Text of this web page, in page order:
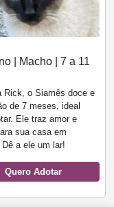
| Macho | 7 a 11
Rick, o Siamês doce e
de 7 meses, ideal
Ele traz amor e
sua casa em
a ele um lar!
Quero Adotar